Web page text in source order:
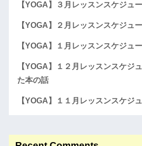
【YOGA】３月レッスンスケジュ
【YOGA】２月レッスンスケジュ
【YOGA】１月レッスンスケジュ
【YOGA】１２月レッスンスケジ
た本の話
【YOGA】１１月レッスンスケジ